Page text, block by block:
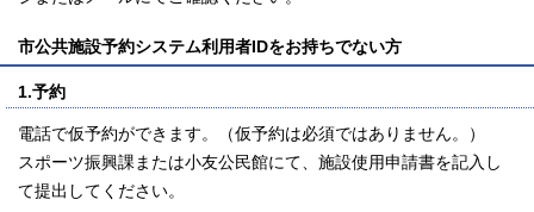
市公共施設予約システム利用者IDをお持ちでない方
1.予約
電話で仮予約ができます。（仮予約は必須ではありません。）
スポーツ振興課または小友公民館にて、施設使用申請書を記入し
て提出してください。